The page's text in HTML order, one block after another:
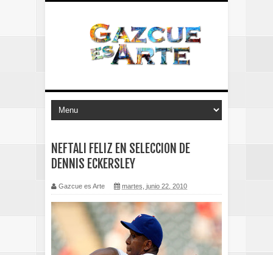
NEFTALI FELIZ EN SELECCION DE
DENNIS ECKERSLEY
Gazcue es Arte martes, junio 22, 2010